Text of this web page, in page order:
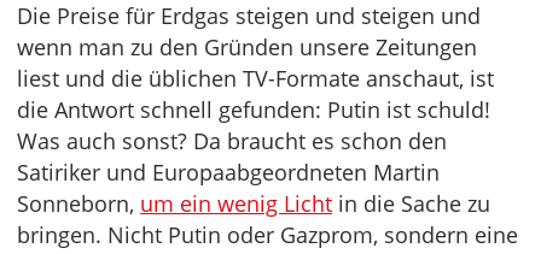
Die Preise für Erdgas steigen und steigen und
wenn man zu den Gründen unsere Zeitungen
liest und die üblichen TV-Formate anschaut, ist
die Antwort schnell gefunden: Putin ist schuld!
Was auch sonst? Da braucht es schon den
Satiriker und Europaabgeordneten Martin
Sonneborn, um ein wenig Licht in die Sache zu
bringen. Nicht Putin oder Gazprom, sondern eine